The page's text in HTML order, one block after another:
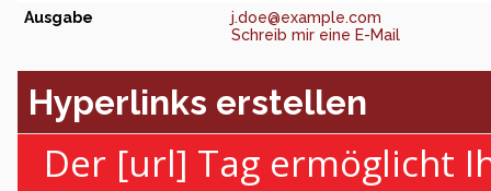
Ausgabe
j.doe@example.com
Schreib mir eine E-Mail
Hyperlinks erstellen
Der [url] Tag ermöglicht